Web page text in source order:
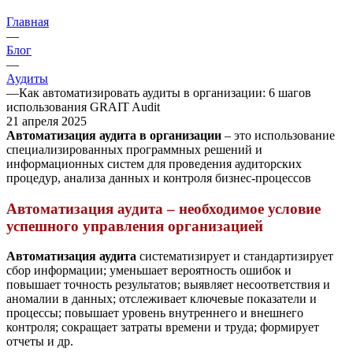
Главная
—
Блог
—
Аудиты
—Как автоматизировать аудиты в организации: 6 шагов
использования GRAIT Audit
21 апреля 2025
Автоматизация аудита в организации – это использование
специализированных программных решений и
информационных систем для проведения аудиторских
процедур, анализа данных и контроля бизнес-процессов
Автоматизация аудита – необходимое условие
успешного управления организацией
Автоматизация аудита систематизирует и стандартизирует
сбор информации; уменьшает вероятность ошибок и
повышает точность результатов; выявляет несоответствия и
аномалии в данных; отслеживает ключевые показатели и
процессы; повышает уровень внутреннего и внешнего
контроля; сокращает затраты времени и труда; формирует
отчеты и др.